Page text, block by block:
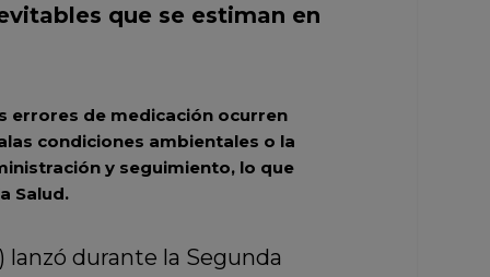
que se estiman en
errores de medicación ocurren
condiciones ambientales o la
y seguimiento, lo que
Salud.
lanzó durante la Segunda